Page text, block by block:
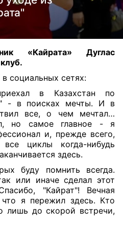
«Кайрата» Дуглас
в социальных сетях:
в Казахстан по
- в поисках мечты. И в
все, о чем мечтал…
но самое главное - я
и, прежде всего,
циклы когда-нибудь
здесь.
буду помнить всегда.
или иначе сделал этот
"Кайрат"! Вечная
что я пережил здесь. Кто
лишь до скорой встречи,